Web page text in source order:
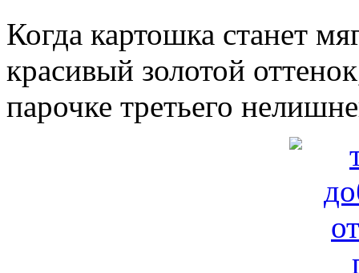
Когда картошка станет
красивый золотой
парочке третьего